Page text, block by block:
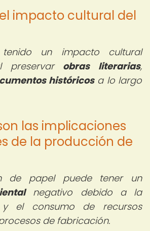
impacto cultural del
un impacto cultural
preservar obras literarias,
históricosa lo largo
las implicaciones
de la producción de
de papel puede tener un
negativo debido a la
y el consumo de recursos
de fabricación.